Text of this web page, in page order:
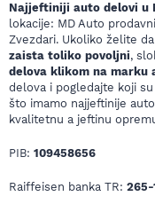
Najjeftiniji auto delovi u
lokacije: MD Auto
Zvezdari. Ukoliko želite
zaista toliko povoljni,
delova klikom na marku
delova i pogledajte koji
što imamo najjeftinije
kvalitetnu a jeftinu
PIB: 109458656
Raiffeisen banka TR: 265-